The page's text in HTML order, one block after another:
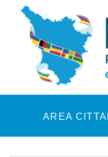
Skip to main content
AREA